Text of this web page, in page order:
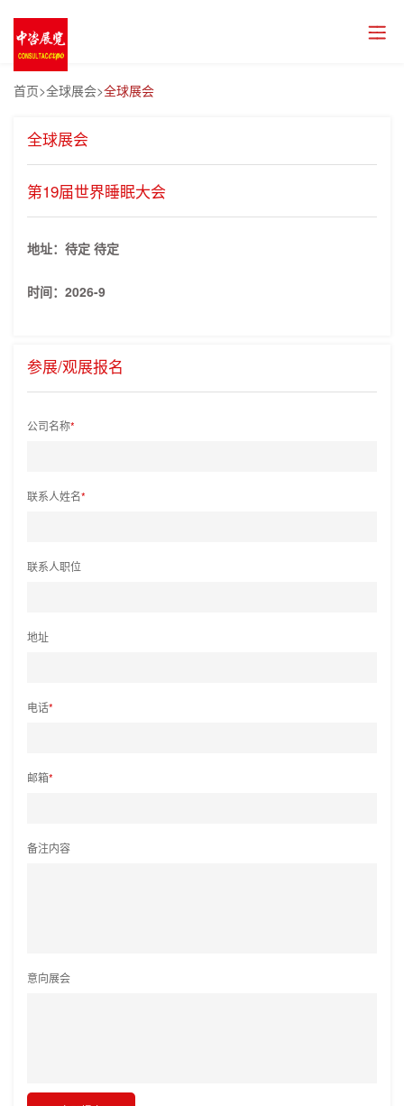
首页>全球展会>全球展会
全球展会
第19届世界睡眠大会
地址：待定 待定
时间： 2026-9
参展/观展报名
公司名称*
联系人姓名*
联系人职位
地址
电话*
邮箱*
备注内容
意向展会